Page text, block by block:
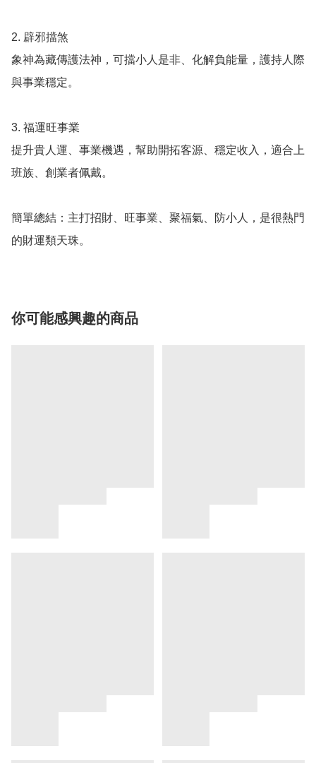
2. 辟邪擋煞
象神為藏傳護法神，可擋小人是非、化解負能量，護持人際
與事業穩定。
3. 福運旺事業
提升貴人運、事業機遇，幫助開拓客源、穩定收入，適合上
班族、創業者佩戴。
簡單總結：主打招財、旺事業、聚福氣、防小人，是很熱門
你可能感興趣的商品